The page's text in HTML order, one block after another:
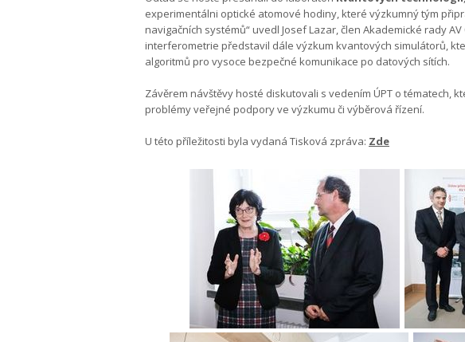
experimentálni optické atomové hodiny, které výzkumný tým
navigačních systémů“ uvedl Josef Lazar, člen Akademické rady
interferometrie představil dále výzkum kvantových simulátorů,
algoritmů pro vysoce bezpečné komunikace po datových sítích.
Závěrem návštěvy hosté diskutovali s vedením ÚPT o
problémy veřejné podpory ve výzkumu či výběrová řízení.
U této příležitosti byla vydaná Tisková zpráva: Zde